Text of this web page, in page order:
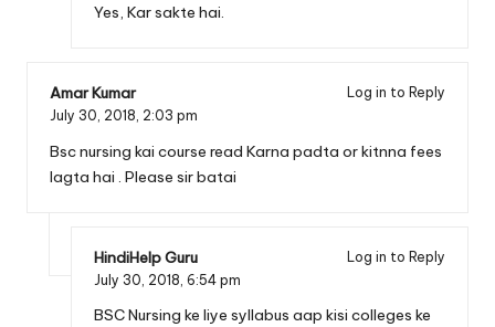
Yes, Kar sakte hai.
Amar Kumar
Log in to Reply
July 30, 2018, 2:03 pm
Bsc nursing kai course read Karna padta or kitnna fees
lagta hai . Please sir batai
HindiHelp Guru
Log in to Reply
July 30, 2018, 6:54 pm
BSC Nursing ke liye syllabus aap kisi colleges ke